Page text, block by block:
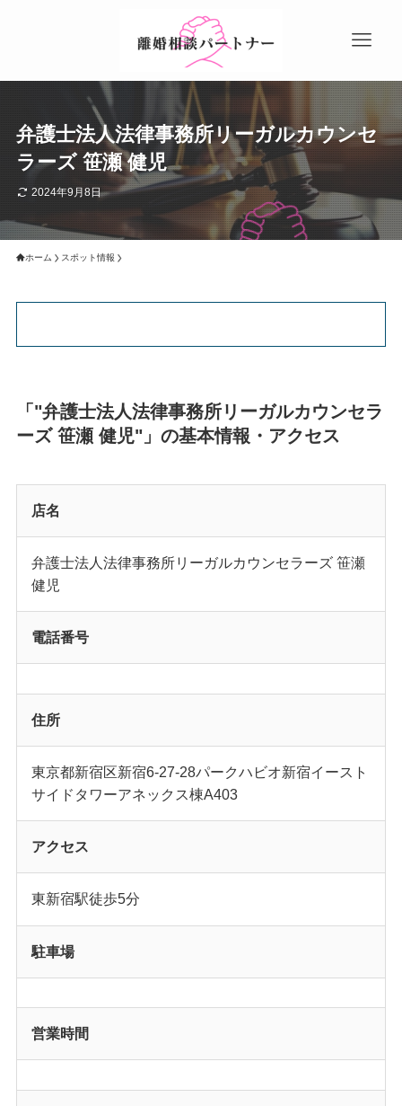
弁護士法人法律事務所リーガルカウンセ
ラーズ 笹瀬 健児
2024年9月8日
ホーム スポット情報
「"弁護士法人法律事務所リーガルカウンセラ
ーズ 笹瀬 健児"」の基本情報・アクセス
店名
弁護士法人法律事務所リーガルカウンセラーズ 笹瀬
健児
電話番号
住所
東京都新宿区新宿6-27-28パークハビオ新宿イースト
サイドタワーアネックス棟A403
アクセス
東新宿駅徒歩5分
駐車場
営業時間